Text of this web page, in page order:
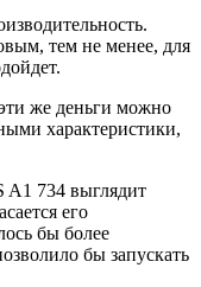
тем не менее, для
же деньги можно
характеристики,
A1 734 выглядит
его
бы более
бы запускать